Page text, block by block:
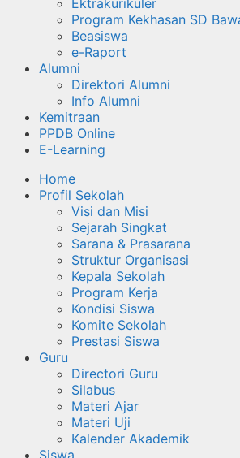
Ektrakurikuler
Program Kekhasan SD
Beasiswa
e-Raport
Alumni
Direktori Alumni
Info Alumni
Kemitraan
PPDB Online
E-Learning
Home
Profil Sekolah
Visi dan Misi
Sejarah Singkat
Sarana & Prasarana
Struktur Organisasi
Kepala Sekolah
Program Kerja
Kondisi Siswa
Komite Sekolah
Prestasi Siswa
Guru
Directori Guru
Silabus
Materi Ajar
Materi Uji
Kalender Akademik
Siswa